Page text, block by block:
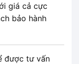
giá cả cực
bảo hành
được tư vấn